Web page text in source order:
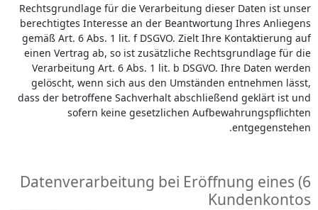
Rechtsgrundlage für die Verarbeitung dieser Daten ist unser
berechtigtes Interesse an der Beantwortung Ihres Anliegens
gemäß Art. 6 Abs. 1 lit. f DSGVO. Zielt Ihre Kontaktierung auf
einen Vertrag ab, so ist zusätzliche Rechtsgrundlage für die
Verarbeitung Art. 6 Abs. 1 lit. b DSGVO. Ihre Daten werden
gelöscht, wenn sich aus den Umständen entnehmen lässt,
dass der betroffene Sachverhalt abschließend geklärt ist und
sofern keine gesetzlichen Aufbewahrungspflichten
entgegenstehen.
6) Datenverarbeitung bei Eröffnung eines
Kundenkontos